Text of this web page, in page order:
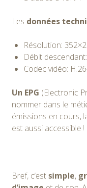
Les données
Résolution:
Débit
Codec vidéo:
Un EPG (Electronic
nommer dans le
émissions en cours,
est aussi accessible !
Bref, c’est simple,